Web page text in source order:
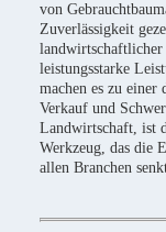
von
Zuverlässigkeit
landwirtschaftlicher
leistungsstarke
machen es zu einer
Verkauf und
Landwirtschaft, ist
Werkzeug, das die
allen Branchen